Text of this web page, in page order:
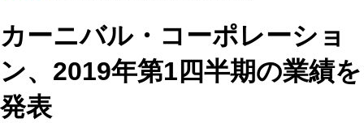
カーニバル・コーポレーショ
ン、2019年第1四半期の業績を
発表